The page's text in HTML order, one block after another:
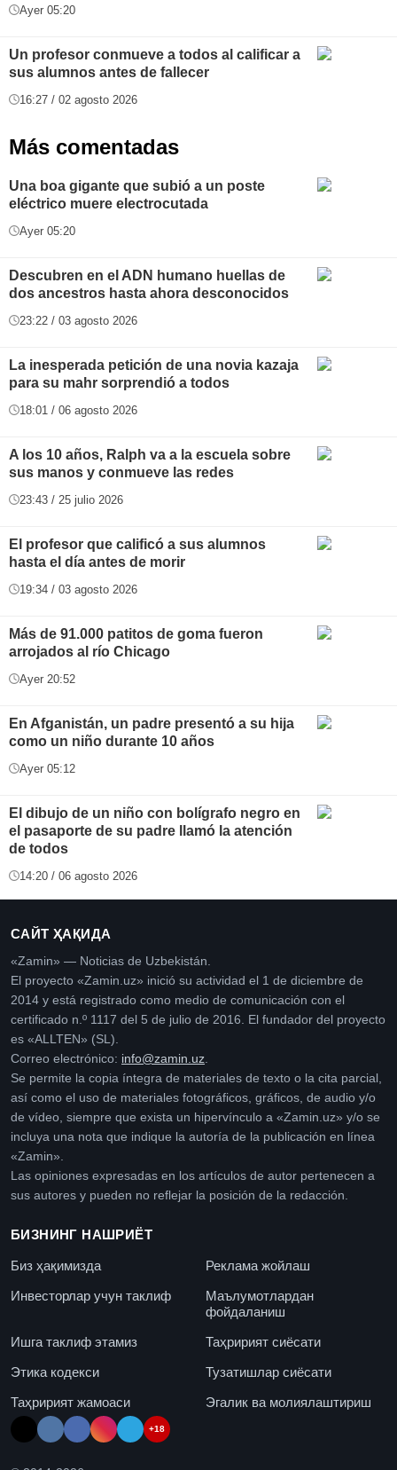
Ayer 05:20
Un profesor conmueve a todos al calificar a
sus alumnos antes de fallecer
16:27 / 02 agosto 2026
Más comentadas
Una boa gigante que subió a un poste
eléctrico muere electrocutada
Ayer 05:20
Descubren en el ADN humano huellas de
dos ancestros hasta ahora desconocidos
23:22 / 03 agosto 2026
La inesperada petición de una novia kazaja
para su mahr sorprendió a todos
18:01 / 06 agosto 2026
A los 10 años, Ralph va a la escuela sobre
sus manos y conmueve las redes
23:43 / 25 julio 2026
El profesor que calificó a sus alumnos
hasta el día antes de morir
19:34 / 03 agosto 2026
Más de 91.000 patitos de goma fueron
arrojados al río Chicago
Ayer 20:52
En Afganistán, un padre presentó a su hija
como un niño durante 10 años
Ayer 05:12
El dibujo de un niño con bolígrafo negro en
el pasaporte de su padre llamó la atención
de todos
14:20 / 06 agosto 2026
САЙТ ҲАҚИДА
«Zamin» — Noticias de Uzbekistán.
El proyecto «Zamin.uz» inició su actividad el 1 de diciembre de
2014 y está registrado como medio de comunicación con el
certificado n.º 1117 del 5 de julio de 2016. El fundador del proyecto
es «ALLTEN» (SL).
Correo electrónico: info@zamin.uz
Se permite la copia íntegra de materiales de texto o la cita parcial,
así como el uso de materiales fotográficos, gráficos, de audio y/o
de vídeo, siempre que exista un hipervínculo a «Zamin.uz» y/o se
incluya una nota que indique la autoría de la publicación en línea
«Zamin».
Las opiniones expresadas en los artículos de autor pertenecen a
sus autores y pueden no reflejar la posición de la redacción.
БИЗНИНГ НАШРИЁТ
Биз ҳақимизда
Реклама жойлаш
Инвесторлар учун таклиф
Маълумотлардан
фойдаланиш
Ишга таклиф этамиз
Таҳририят сиёсати
Этика кодекси
Тузатишлар сиёсати
Таҳририят жамоаси
Эгалик ва молиялаштириш
+18